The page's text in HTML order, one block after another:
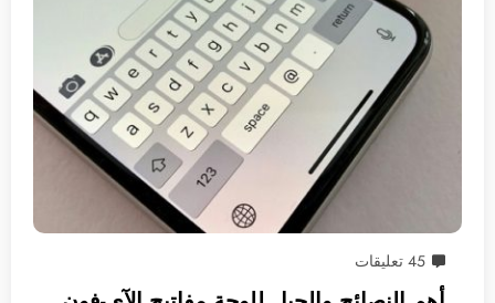
45 تعليقات